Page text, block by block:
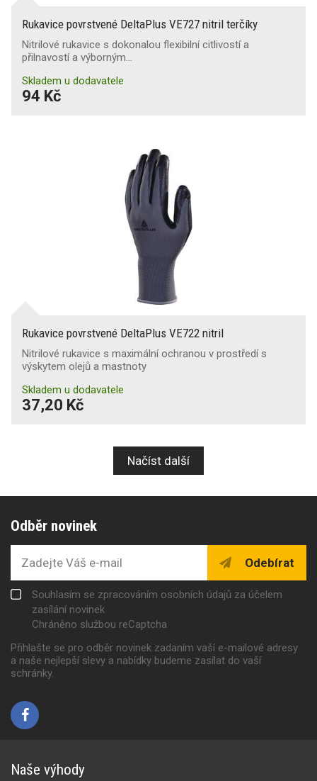
Rukavice povrstvené DeltaPlus VE727 nitril terčíky
Nitrilové rukavice s dokonalou flexibilní citlivostí a
přilnavostí a výborným…
Skladem u dodavatele
94 Kč
Rukavice povrstvené DeltaPlus VE722 nitril
Nitrilové rukavice s maximální ochranou v prostředí s
výskytem olejů a mastnoty
Skladem u dodavatele
37,20 Kč
Načíst další
Odběr novinek
Odebírat
Souhlasím se zpracováním osobních údajů za účelem
zasílání novinek
Chráněno službou reCaptcha
Přihlašte se pro odběr novinek zadaním vaší e-mailové adresy
a naše nejlepší slevy a nabídky budeme zasílat do vaší
schránky.
Naše výhody